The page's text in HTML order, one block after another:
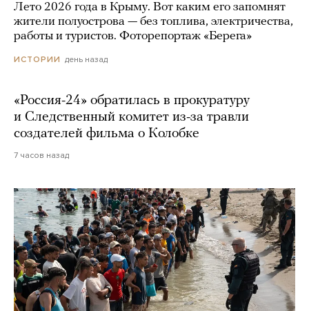
Лето 2026 года в Крыму. Вот каким его запомнят
жители полуострова — без топлива, электричества,
работы и туристов. Фоторепортаж «Берега»
ИСТОРИИ день назад
«Россия-24» обратилась в прокуратуру
и Следственный комитет из-за травли
создателей фильма о Колобке
7 часов назад